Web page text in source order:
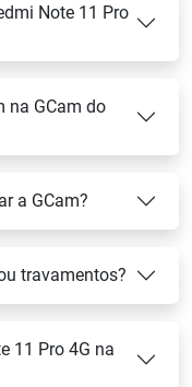
Note 11 Pro
na GCam do
a GCam?
travamentos?
11 Pro 4G na